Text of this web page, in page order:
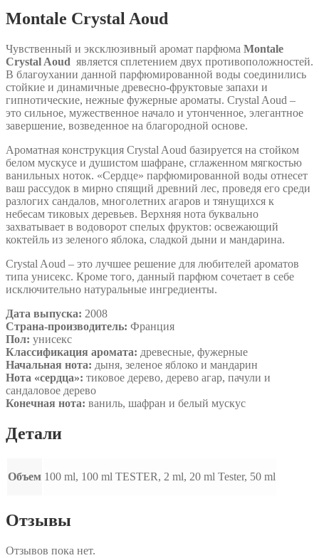
Montale Crystal Aoud
Чувственный и эксклюзивный аромат парфюма Montale
Crystal Aoud является сплетением двух противоположностей.
В благоухании данной парфюмированной воды соединились
стойкие и динамичные древесно-фруктовые запахи и
гипнотические, нежные фужерные ароматы. Crystal Aoud –
это сильное, мужественное начало и утонченное, элегантное
завершение, возведенное на благородной основе.
Ароматная конструкция Crystal Aoud базируется на стойком
белом мускусе и душистом шафране, сглаженном мягкостью
ванильных ноток. «Сердце» парфюмированной воды отнесет
ваш рассудок в мирно спящий древний лес, проведя его среди
разлогих сандалов, многолетних агаров и тянущихся к
небесам тиковых деревьев. Верхняя нота буквально
захватывает в водоворот спелых фруктов: освежающий
коктейль из зеленого яблока, сладкой дыни и мандарина.
Crystal Aoud – это лучшее решение для любителей ароматов
типа унисекс. Кроме того, данный парфюм сочетает в себе
исключительно натуральные ингредиенты.
Дата выпуска: 2008
Страна-производитель: Франция
Пол: унисекс
Классификация аромата: древесные, фужерные
Начальная нота: дыня, зеленое яблоко и мандарин
Нота «сердца»: тиковое дерево, дерево агар, пачули и
сандаловое дерево
Конечная нота: ваниль, шафран и белый мускус
Детали
Объем 100 ml, 100 ml TESTER, 2 ml, 20 ml Tester, 50 ml
Отзывы
Отзывов пока нет.